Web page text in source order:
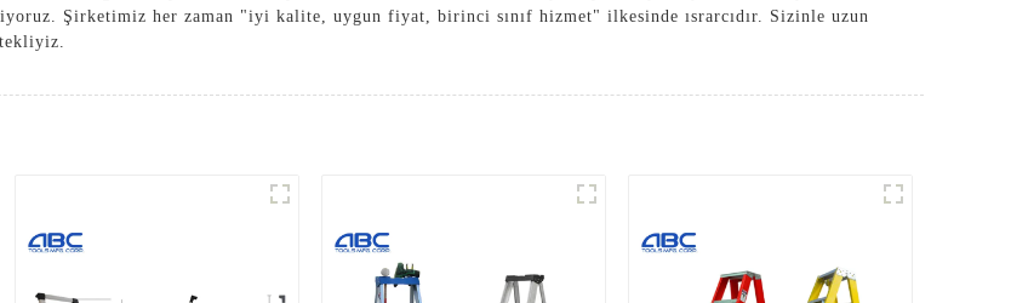
Şirketimiz her zaman "iyi kalite, uygun fiyat, birinci sınıf hizmet" ilkesinde ısrarcıdır. Sizinle uzun